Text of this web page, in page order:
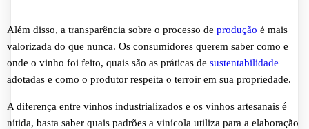
Além disso, a transparência sobre o processo de produção é mais
valorizada do que nunca. Os consumidores querem saber como e
onde o vinho foi feito, quais são as práticas de sustentabilidade
adotadas e como o produtor respeita o terroir em sua propriedade.
A diferença entre vinhos industrializados e os vinhos artesanais é
nítida, basta saber quais padrões a vinícola utiliza para a elaboração